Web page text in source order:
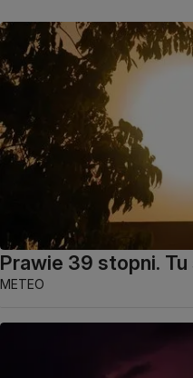
Prawie 39 stopni.
METEO